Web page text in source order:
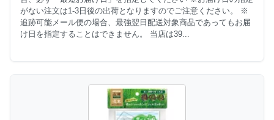
がない注文は1-3日後の出荷となりますのでご注意ください。 ※
追跡可能メール便の場合、最強翌日配送対象商品であってもお届
け日を指定することはできません。 当店は39...